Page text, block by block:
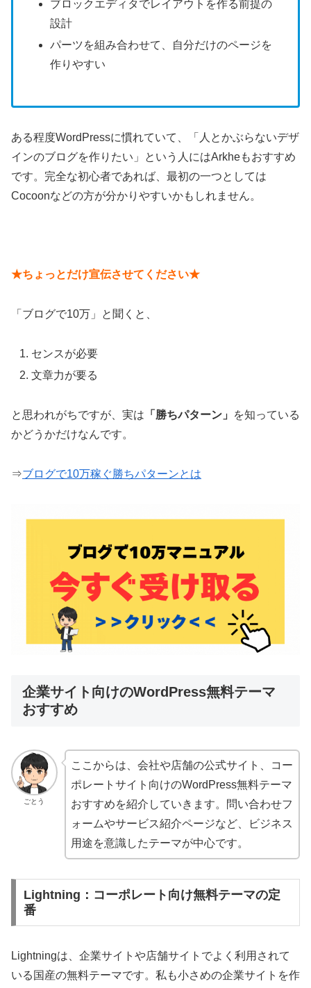
ブロックエディタでレイアウトを作る前提の
設計
パーツを組み合わせて、自分だけのページを
作りやすい
ある程度WordPressに慣れていて、「人とかぶらないデザ
インのブログを作りたい」という人にはArkheもおすすめ
です。完全な初心者であれば、最初の一つとしては
Cocoonなどの方が分かりやすいかもしれません。
★ちょっとだけ宣伝させてください★
「ブログで10万」と聞くと、
センスが必要
文章力が要る
と思われがちですが、実は 「勝ちパターン」
を知っている
かどうかだけなんです。
⇒ブログで10万稼ぐ勝ちパターンとは
企業サイト向けのWordPress無料テーマ
おすすめ
ごとう
ここからは、会社や店舗の公式サイト、コー
ポレートサイト向けのWordPress無料テーマ
おすすめを紹介していきます。問い合わせフ
ォームやサービス紹介ページなど、ビジネス
用途を意識したテーマが中心です。
Lightning：コーポレート向け無料テーマの定
番
Lightningは、企業サイトや店舗サイトでよく利用されて
いる国産の無料テーマです。私も小さめの企業サイトを作